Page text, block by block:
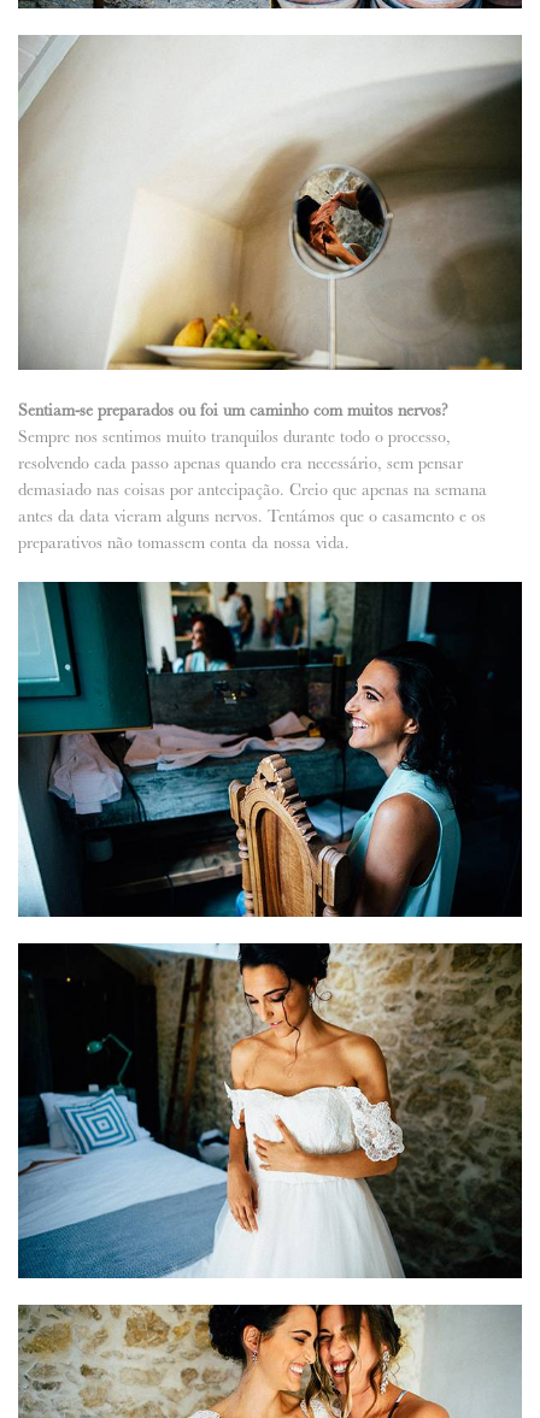
Sentiam-se preparados ou foi um caminho com muitos nervos?
Sempre nos sentimos muito tranquilos durante todo o processo,
resolvendo cada passo apenas quando era necessário, sem pensar
demasiado nas coisas por antecipação. Creio que apenas na semana
antes da data vieram alguns nervos. Tentámos que o casamento e os
preparativos não tomassem conta da nossa vida.